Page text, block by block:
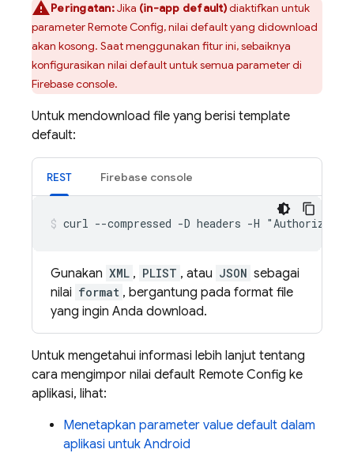
Peringatan:Jika (in-app default)diaktifkan untuk
parameterRemote Config, nilai default yang didownload
akan kosong. Saat menggunakan fitur ini, sebaiknya
konfigurasikan nilai default untuk semua parameter di
Firebaseconsole.
Untuk mendownload file yang berisi template
default:
REST Firebase console
curl --compressed -D headers -H
Gunakan XML , PLIST , atau JSON sebagai
nilai format , bergantung pada format file
yang ingin Anda download.
Untuk mengetahui informasi lebih lanjut tentang
cara mengimpor nilai default Remote Config ke
aplikasi, lihat:
Menetapkan parameter value default dalam
aplikasi untuk Android